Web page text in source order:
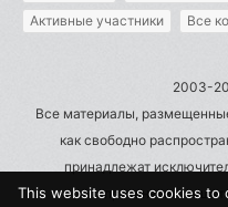
Активные участники
Все
2003-
Все материалы,
как свободно
принадлежат
претензии -
This website uses cookies to